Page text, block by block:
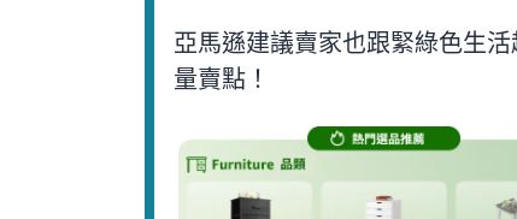
亞馬遜建議賣家也跟緊綠色生
量賣點！